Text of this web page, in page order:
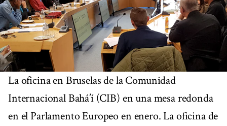
La oficina en Bruselas de la Comunidad
Internacional Bahá’í (CIB) en una mesa redonda
en el Parlamento Europeo en enero. La oficina de